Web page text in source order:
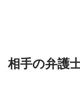
相手の弁護